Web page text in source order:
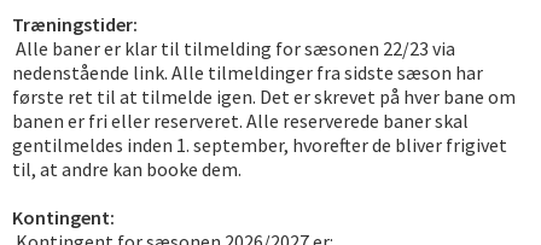
Træningstider:
Alle baner er klar til tilmelding for sæsonen 22/23 via
nedenstående link. Alle tilmeldinger fra sidste sæson har
første ret til at tilmelde igen. Det er skrevet på hver bane om
banen er fri eller reserveret. Alle reserverede baner skal
gentilmeldes inden 1. september, hvorefter de bliver frigivet
til, at andre kan booke dem.
Kontingent: